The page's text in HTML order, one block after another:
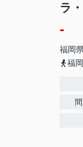
ラ
-
福岡県
福